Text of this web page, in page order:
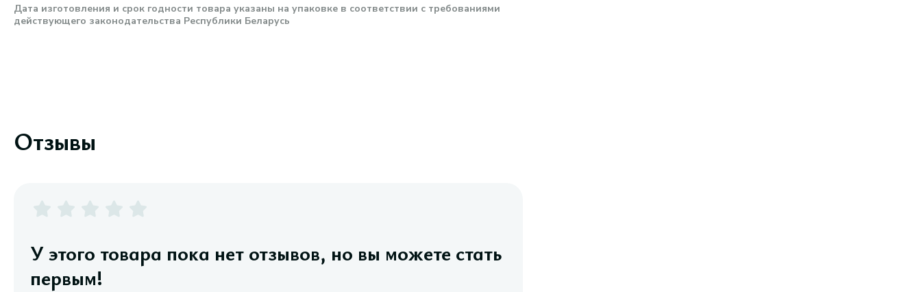
Дата изготовления и срок годности товара указаны на упаковке в соответствии с требованиями
действующего законодательства Республики Беларусь
Отзывы
У этого товара пока нет отзывов, но вы можете стать
первым!